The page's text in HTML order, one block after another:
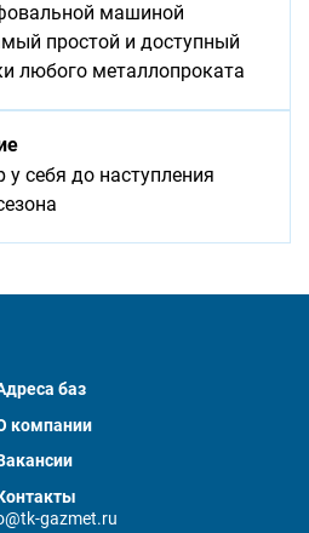
машиной
простой и доступный
любого металлопроката
себя до наступления
баз
компании
gazmet.ru